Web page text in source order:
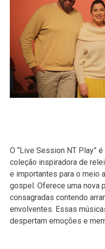
O “Live Session NT Play”
coleção inspiradora de
e importantes para o meio
gospel. Oferece uma nova
consagradas contendo
envolventes. Essas
despertam emoções e